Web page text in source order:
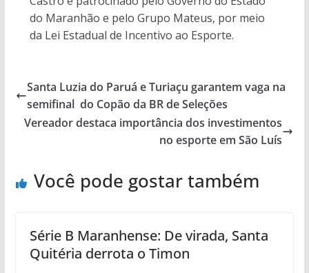
do Maranhão e pelo Grupo Mateus, por meio
da Lei Estadual de Incentivo ao Esporte.
Santa Luzia do Paruá e Turiaçu garantem vaga na
semifinal do Copão da BR de Seleções
Vereador destaca importância dos investimentos
no esporte em São Luís
Você pode gostar também
Série B Maranhense: De virada, Santa
Quitéria derrota o Timon